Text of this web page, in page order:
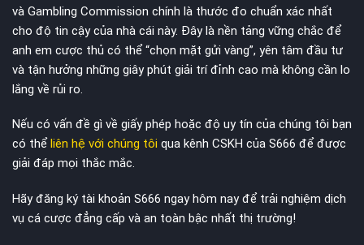
và Gambling Commission chính là thước đo chuẩn xác nhất
cho độ tin cậy của nhà cái này. Đây là nền tảng vững chắc để
anh em cược thủ có thể “chọn mặt gửi vàng”, yên tâm đầu tư
và tận hưởng những giây phút giải trí đỉnh cao mà không cần lo
lắng về rủi ro.
Nếu có vấn đề gì về giấy phép hoặc độ uy tín của chúng tôi bạn
có thểliên hệ với chúng tôi qua kênh CSKH của S666 để được
giải đáp mọi thắc mắc.
Hãy đăng ký tài khoản S666 ngay hôm nay để trải nghiệm dịch
vụ cá cược đẳng cấp và an toàn bậc nhất thị trường!